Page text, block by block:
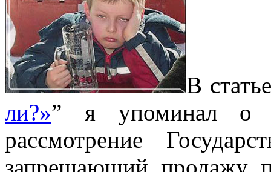
В
ли?»” я упоминал о
рассмотрение
запрещающий продажу